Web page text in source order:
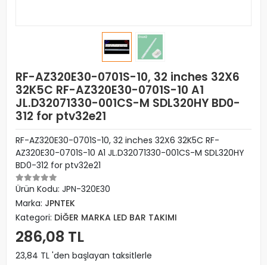
RF-AZ320E30-0701S-10, 32 inches 32X6
32K5C RF-AZ320E30-0701S-10 A1
JL.D32071330-001CS-M SDL320HY BD0-
312 for ptv32e21
RF-AZ320E30-0701S-10, 32 inches 32X6 32K5C RF-
AZ320E30-0701S-10 A1 JL.D32071330-001CS-M SDL320HY
BD0-312 for ptv32e21
Ürün Kodu: JPN-320E30
Marka: JPNTEK
Kategori: DİĞER MARKA LED BAR TAKIMI
286,08 TL
23,84 TL 'den başlayan taksitlerle